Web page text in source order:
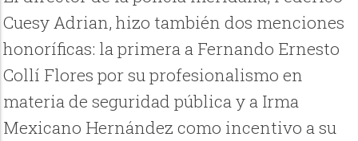
Cuesy Adrian, hizo también dos menciones
honoríficas: la primera a Fernando Ernesto
Collí Flores por su profesionalismo en
materia de seguridad pública y a Irma
Mexicano Hernández como incentivo a su